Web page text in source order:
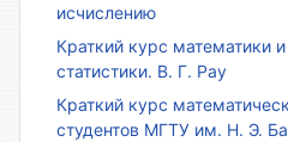
исчислению
Краткий курс математики
статистики. В. Г. Рау
Краткий курс
студентов МГТУ им. Н. Э.